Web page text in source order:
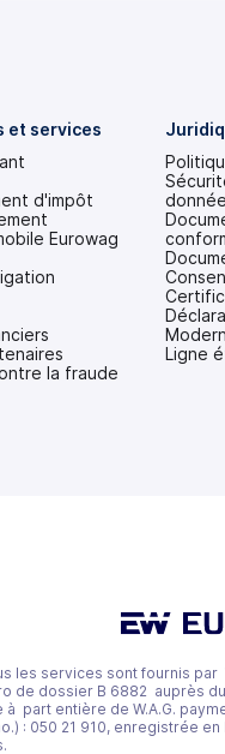
et services
d'impôt
Eurowag
la fraude
(s'ouvre
dans
Ligne
les services sont fournis
de dossier B 6882 auprès
à part entière de W.A.G.
: 050 21 910, enregistrée